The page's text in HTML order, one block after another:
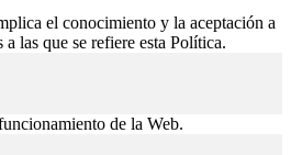
el conocimiento y la aceptación a
las que se refiere esta Política.
de la Web.